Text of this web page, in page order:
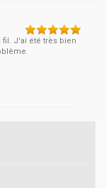
J'ai été très bien